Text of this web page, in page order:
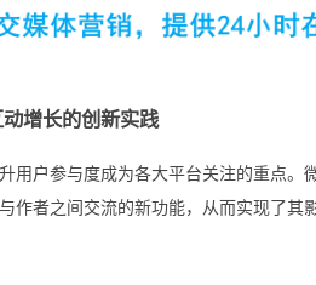
增长的创新实践
用户参与度成为各大平台关注的重点
者之间交流的新功能，从而实现了其